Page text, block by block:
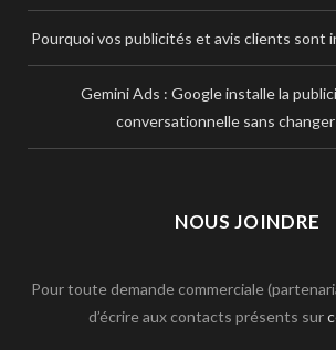
Pourquoi vos publicités et avis clients sont
Gemini Ads : Google installe la
conversationnelle sans changer
NOUS JOINDRE
Pour toute demande commerciale
d’écrire aux contacts présents sur